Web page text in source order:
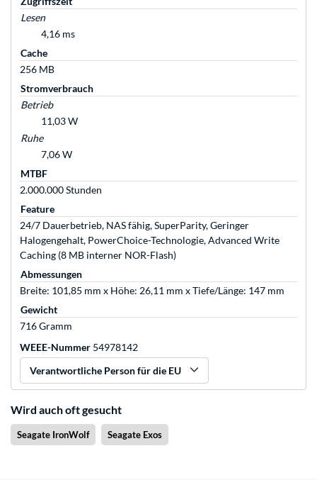
Lesen
4,16 ms
Cache
256 MB
Stromverbrauch
Betrieb
11,03 W
Ruhe
7,06 W
MTBF
2.000.000 Stunden
Feature
24/7 Dauerbetrieb, NAS fähig, SuperParity, Geringer
Halogengehalt, PowerChoice-Technologie, Advanced Write
Caching (8 MB interner NOR-Flash)
Abmessungen
Breite: 101,85 mm x Höhe: 26,11 mm x Tiefe/Länge: 147 mm
Gewicht
716 Gramm
WEEE-Nummer 54978142
Verantwortliche Person für die EU
Wird auch oft gesucht
Seagate IronWolf Seagate Exos